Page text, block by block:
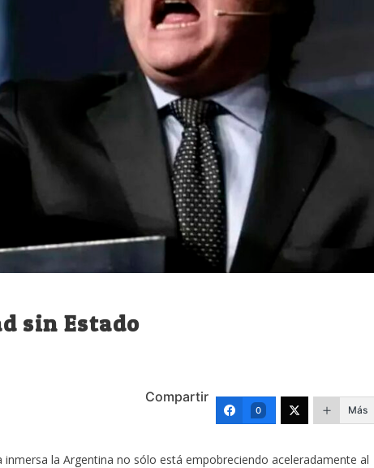
sin Estado
Compartir
0 Más
la Argentina no sólo está empobreciendo aceleradamente al